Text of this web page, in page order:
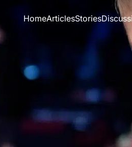
HomeArticlesStories